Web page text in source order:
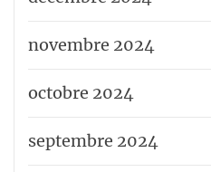
novembre 2024
octobre 2024
septembre 2024